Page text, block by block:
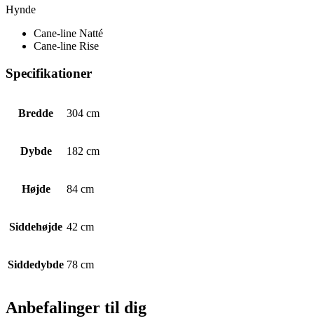
Hynde
Cane-line Natté
Cane-line Rise
Specifikationer
Bredde 304 cm
Dybde 182 cm
Højde 84 cm
Siddehøjde 42 cm
Siddedybde 78 cm
Anbefalinger til dig